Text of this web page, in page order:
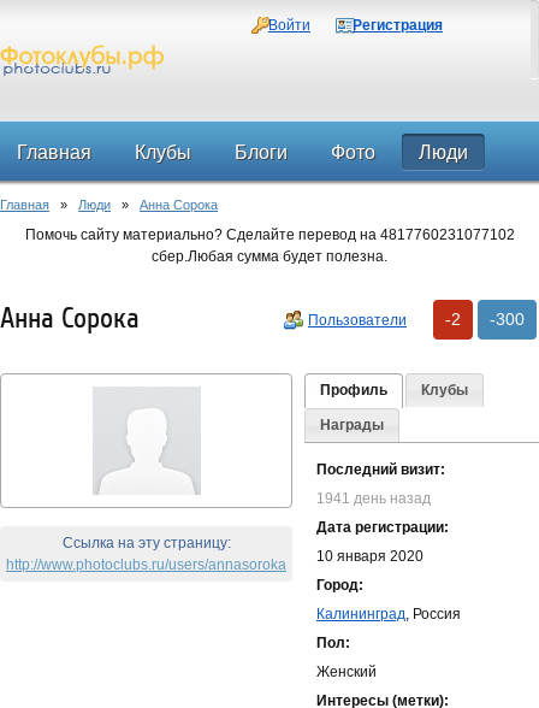
Войти Регистрация
Главная Клубы Блоги Фото Люди
Форум
Главная » Люди » Анна Сорока
Помочь сайту материально? Сделайте перевод на 4817760231077102
сбер.Любая сумма будет полезна.
-2 -300
Пользователи
Анна Сорока
Ссылка на эту страницу:
http://www.photoclubs.ru/users/annasoroka
Профиль Клубы
Награды
Последний визит:
1941 день назад
Дата регистрации:
10 января 2020
Город:
Калининград, Россия
Пол:
Женский
Интересы (метки):